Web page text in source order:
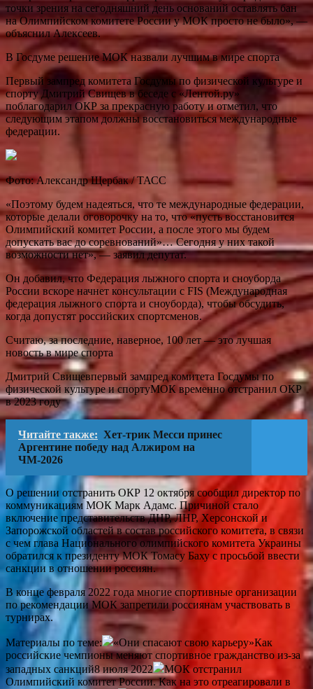
точки зрения на сегодняшний день оснований оставлять бан
на Олимпийском комитете России у МОК просто не было», —
объяснил Алексеев.
В Госдуме решение МОК назвали лучшим в мире спорта
Первый зампред комитета Госдумы по физической культуре и
спорту Дмитрий Свищев в беседе с «Лентой.ру»
поблагодарил ОКР за прекрасную работу и отметил, что
следующим этапом должны восстановиться международные
федерации.
Фото: Александр Щербак / ТАСС
«Поэтому будем надеяться, что те международные федерации,
которые делали оговорочку на то, что «пусть восстановится
Олимпийский комитет России, а после этого мы будем
допускать вас до соревнований»… Сегодня у них такой
возможности нет», — заявил депутат.
Он добавил, что Федерация лыжного спорта и сноуборда
России вскоре начнет консультации с FIS (Международная
федерация лыжного спорта и сноуборда), чтобы обсудить,
когда допустят российских спортсменов.
Считаю, за последние, наверное, 100 лет — это лучшая
новость в мире спорта
Дмитрий Свищевпервый зампред комитета Госдумы по
физической культуре и спортуМОК временно отстранил ОКР
в 2023 году
Читайте также: Хет-трик Месси принес
Аргентине победу над Алжиром на
ЧМ-2026
О решении отстранить ОКР 12 октября сообщил директор по
коммуникациям МОК Марк Адамс. Причиной стало
включение представительств ДНР, ЛНР, Херсонской и
Запорожской областей в состав российского комитета, в связи
с чем глава Национального олимпийского комитета Украины
обратился к президенту МОК Томасу Баху с просьбой ввести
санкции в отношении россиян.
В конце февраля 2022 года многие спортивные организации
по рекомендации МОК запретили россиянам участвовать в
турнирах.
Материалы по теме:
«Они спасают свою карьеру»Как
российские чемпионы меняют спортивное гражданство из-за
западных санкций8 июля 2022
МОК отстранил
Олимпийский комитет России. Как на это отреагировали в